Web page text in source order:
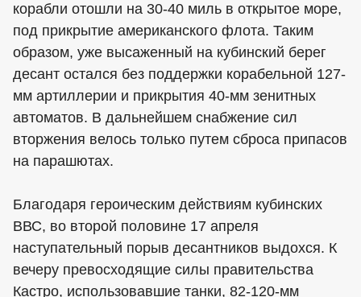
корабли отошли на 30-40 миль в открытое море,
под прикрытие американского флота. Таким
образом, уже высаженный на кубинский берег
десант остался без поддержки корабельной 127-
мм артиллерии и прикрытия 40-мм зенитных
автоматов. В дальнейшем снабжение сил
вторжения велось только путем сброса припасов
на парашютах.
Благодаря героическим действиям кубинских
ВВС, во второй половине 17 апреля
наступательный порыв десантников выдохся. К
вечеру превосходящие силы правительства
Кастро, использовавшие танки, 82-120-мм